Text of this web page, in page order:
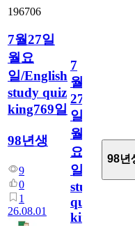
196706
7월27일
월요
일/English
study quiz
king769일
98년생
9
0
1
26.08.01
7
월
27
일
월
요
일/English
study
quiz
king769
98년